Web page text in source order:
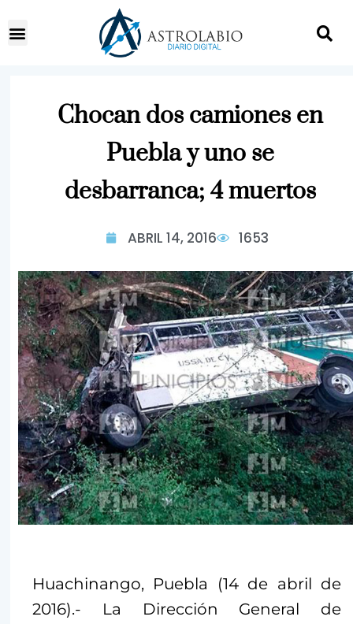
Chocan dos camiones en
Puebla y uno se
desbarranca; 4 muertos
ABRIL 14, 2016 1653
Huachinango, Puebla (14 de abril de
2016).- La Dirección General de